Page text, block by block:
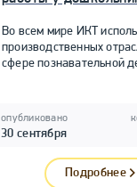
Во всем мире ИКТ
производственных
сфере познавательной
опубликовано
30 сентября
Подробнее